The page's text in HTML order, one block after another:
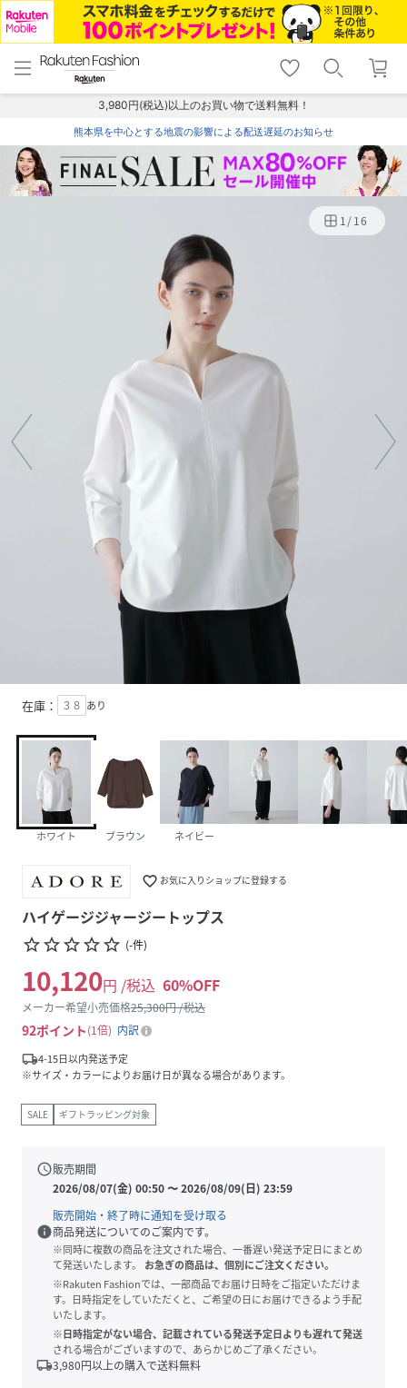
menu home
トップ
shopping_cart lock_outline
ログイン
3,980円(税込)以上のお買い物で送料無料！
熊本県を中心とする地震の影響による配送遅延のお知らせ
1/16
在庫： ３８ あり
ホワイト ブラウン ネイビー
favorite_border お気に入りショップに登録する
ハイゲージジャージートップス
star_borderstar_borderstar_borderstar_borderstar_border (-件)
10,120円 /税込 60%OFF
メーカー希望小売価格25,300円 /税込
92ポイント 1倍
内訳
local_shipping4-15日以内発送予定
※サイズ・カラーによりお届け日が異なる場合があります。
SALE ギフトラッピング対象
schedule販売期間
2026/08/07(金) 00:50〜2026/08/09(日) 23:59
販売開始・終了時に通知を受け取る
info商品発送についてのご案内です。
※同時に複数の商品を注文された場合、一番遅い発送予定日にまとめ
て発送いたします。
お急ぎの商品は、個別にご注文ください。
※Rakuten Fashionでは、一部商品でお届け日時をご指定いただけま
す。日時指定をしていただくと、ご希望の日にお届けできるよう手配
いたします。
※日時指定がない場合、記載されている発送予定日よりも遅れて発送
される場合がございますので、あらかじめご了承ください。
local_shipping3,980円以上の購入で送料無料